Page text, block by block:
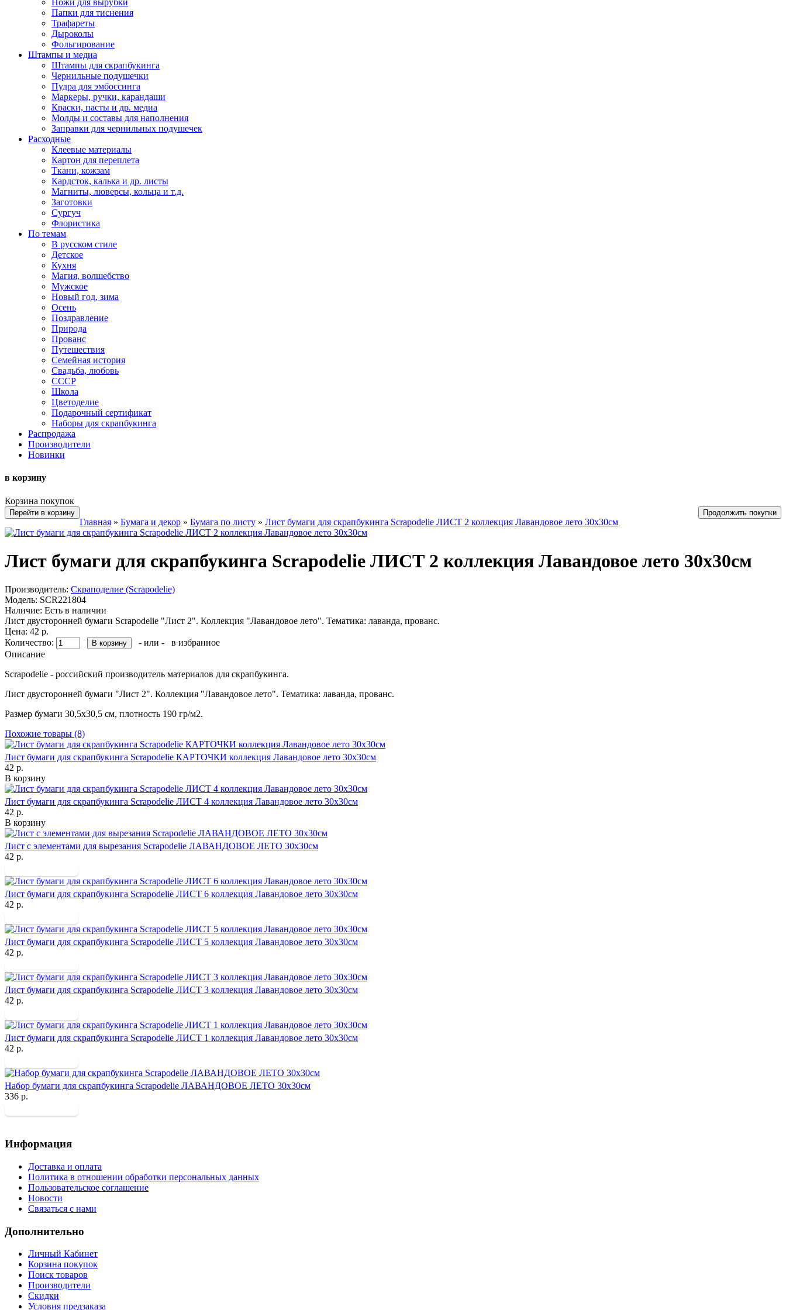
Ножи для вырубки
Папки для тиснения
Трафареты
Дыроколы
Фольгирование
Штампы и медиа
Штампы для скрапбукинга
Чернильные подушечки
Пудра для эмбоссинга
Маркеры, ручки, карандаши
Краски, пасты и др. медиа
Молды и составы для наполнения
Заправки для чернильных подушечек
Расходные
Клеевые материалы
Картон для переплета
Ткани, кожзам
Кардсток, калька и др. листы
Магниты, люверсы, кольца и т.д.
Заготовки
Сургуч
Флористика
По темам
В русском стиле
Детское
Кухня
Магия, волшебство
Мужское
Новый год, зима
Осень
Поздравление
Природа
Прованс
Путешествия
Семейная история
Свадьба, любовь
СССР
Школа
Цветоделие
Подарочный сертификат
Наборы для скрапбукинга
Распродажа
Производители
Новинки
в корзину
Корзина покупок
Перейти в корзину Продолжить покупки
Главная » Бумага и декор » Бумага по листу » Лист бумаги для скрапбукинга Scrapodelie ЛИСТ 2 коллекция Лавандовое лето 30х30см
Лист бумаги для скрапбукинга Scrapodelie ЛИСТ 2 коллекция Лавандовое лето 30х30см
Производитель: Скраподелие (Scrapodelie)
Модель: SCR221804
Наличие: Есть в наличии
Лист двусторонней бумаги Scrapodelie "Лист 2". Коллекция "Лавандовое лето". Тематика: лаванда, прованс.
Цена: 42 р.
Количество:
- или -
в избранное
Описание
Scrapodelie - российский производитель материалов для скрапбукинга.
Лист двусторонней бумаги "Лист 2". Коллекция "Лавандовое лето". Тематика: лаванда, прованс.
Размер бумаги 30,5х30,5 см, плотность 190 гр/м2.
Похожие товары (8)
Лист бумаги для скрапбукинга Scrapodelie КАРТОЧКИ коллекция Лавандовое лето 30х30см
42 р.
В корзину
Лист бумаги для скрапбукинга Scrapodelie ЛИСТ 4 коллекция Лавандовое лето 30х30см
42 р.
В корзину
Лист с элементами для вырезания Scrapodelie ЛАВАНДОВОЕ ЛЕТО 30х30см
42 р.
Лист бумаги для скрапбукинга Scrapodelie ЛИСТ 6 коллекция Лавандовое лето 30х30см
42 р.
Лист бумаги для скрапбукинга Scrapodelie ЛИСТ 5 коллекция Лавандовое лето 30х30см
42 р.
Лист бумаги для скрапбукинга Scrapodelie ЛИСТ 3 коллекция Лавандовое лето 30х30см
42 р.
Лист бумаги для скрапбукинга Scrapodelie ЛИСТ 1 коллекция Лавандовое лето 30х30см
42 р.
Набор бумаги для скрапбукинга Scrapodelie ЛАВАНДОВОЕ ЛЕТО 30х30см
336 р.
Информация
Доставка и оплата
Политика в отношении обработки персональных данных
Пользовательское соглашение
Новости
Связаться с нами
Дополнительно
Личный Кабинет
Корзина покупок
Поиск товаров
Производители
Скидки
Условия предзаказа